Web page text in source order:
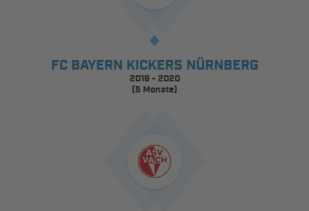
FC BAYERN KICKERS NÜRNBERG
2019 - 2020
(5 Monate)